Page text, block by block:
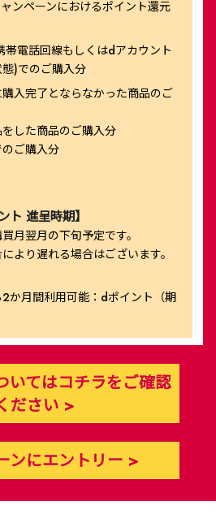
ンペーンにおけるポイント還元
帯電話回線もしくはdアカウント
)でのご購入分
購入完了とならなかった商品のご
した商品のご購入分
のご購入分
ト 進呈時期】
月翌月の下旬予定です。
より遅れる場合はございます。
か月間利用可能：dポイント（期
いてはコチラをご確認
ださい >
ンにエントリー >